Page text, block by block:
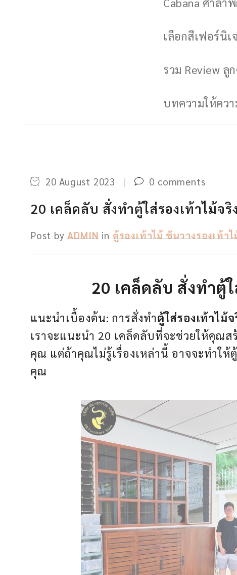
เลือกสีเฟอร์นิเ
รวม Review ลู
บทความให้คว
20 August 2023 0 comments
20 เคล็ดลับ สั่งทำตู้ใส่รองเท้าไม้จ
Post byADMIN in ตู้รองเท้าไม้ ชันวางรองเท้าไ
20 เคล็ดลับ สั่งทำตู้
แนะนำเบื้องต้น: การสั่งทำตู้ใส่รองเท้าไม้จ
เราจะแนะนำ 20 เคล็ดลับที่จะช่วยให้คุณส
คุณ แต่ถ้าคุณไม่รู้เรื่องเหล่านี้ อาจจะทำให้
คุณ